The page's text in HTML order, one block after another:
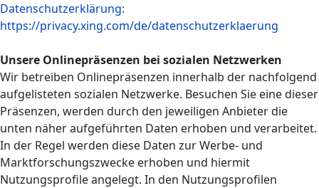
Datenschutzerklärung:
https://privacy.xing.com/de/datenschutzerklaerung
Unsere Onlinepräsenzen bei sozialen Netzwerken
Wir betreiben Onlinepräsenzen innerhalb der nachfolgend
aufgelisteten sozialen Netzwerke. Besuchen Sie eine dieser
Präsenzen, werden durch den jeweiligen Anbieter die
unten näher aufgeführten Daten erhoben und verarbeitet.
In der Regel werden diese Daten zur Werbe- und
Marktforschungszwecke erhoben und hiermit
Nutzungsprofile angelegt. In den Nutzungsprofilen